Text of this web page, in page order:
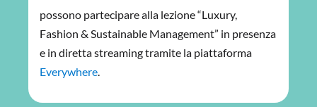
possono partecipare alla lezione “Luxury,
Fashion & Sustainable Management” in presenza
e in diretta streaming tramite la piattaforma
Everywhere.